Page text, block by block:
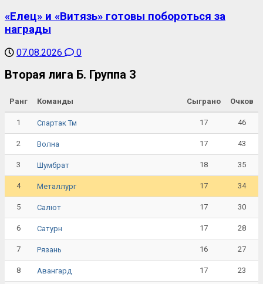
«Елец» и «Витязь» готовы побороться за
награды
07.08.2026 0
Вторая лига Б. Группа 3
Ранг Команды Сыграно Очков
1 Спартак Тм 17 46
2 Волна 17 43
3 Шумбрат 18 35
4 Металлург 17 34
5 Салют 17 30
6 Сатурн 17 28
7 Рязань 16 27
8 Авангард 17 23